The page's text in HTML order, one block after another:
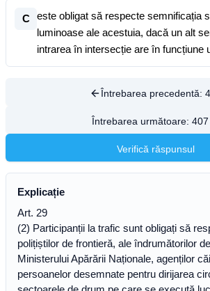
C
este obligat să respecte semnificația
luminoase ale acestuia, dacă un alt
intrarea în intersecție are în funcțiune
Întrebarea precedentă:
Întrebarea următoare: 407
Verifică răspunsul
Explicație
Art. 29
(2) Participanții la trafic sunt obligați să
polițiștilor de frontieră, ale îndrumătorilor
Ministerului Apărării Naționale, agenților
persoanelor desemnate pentru dirijarea